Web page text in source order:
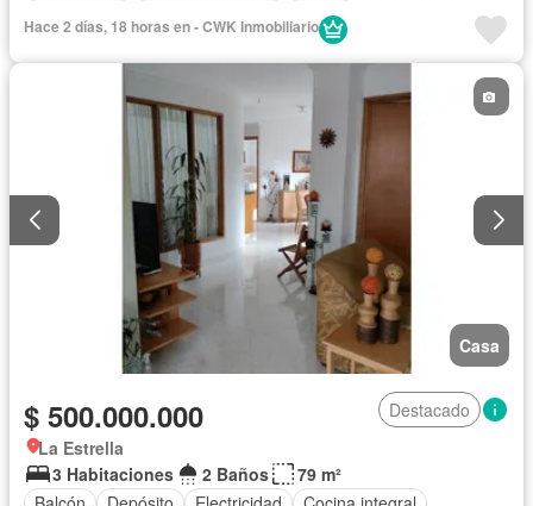
Sauna
Hace 2 días, 18 horas en - CWK Inmobiliario
Casa
$ 500.000.000
Destacado
La Estrella
3 Habitaciones
2 Baños
79 m²